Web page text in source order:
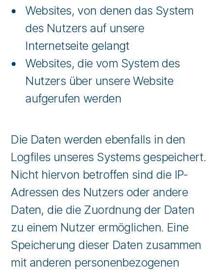
Websites, von denen das System
des Nutzers auf unsere
Internetseite gelangt
Websites, die vom System des
Nutzers über unsere Website
aufgerufen werden
Die Daten werden ebenfalls in den
Logfiles unseres Systems gespeichert.
Nicht hiervon betroffen sind die IP-
Adressen des Nutzers oder andere
Daten, die die Zuordnung der Daten
zu einem Nutzer ermöglichen. Eine
Speicherung dieser Daten zusammen
mit anderen personenbezogenen